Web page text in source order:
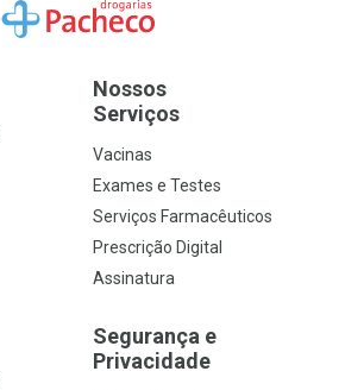
Ir para a Home
Nossos
Serviços
Vacinas
Exames e Testes
Serviços Farmacêuticos
Prescrição Digital
Assinatura
Segurança e
Privacidade